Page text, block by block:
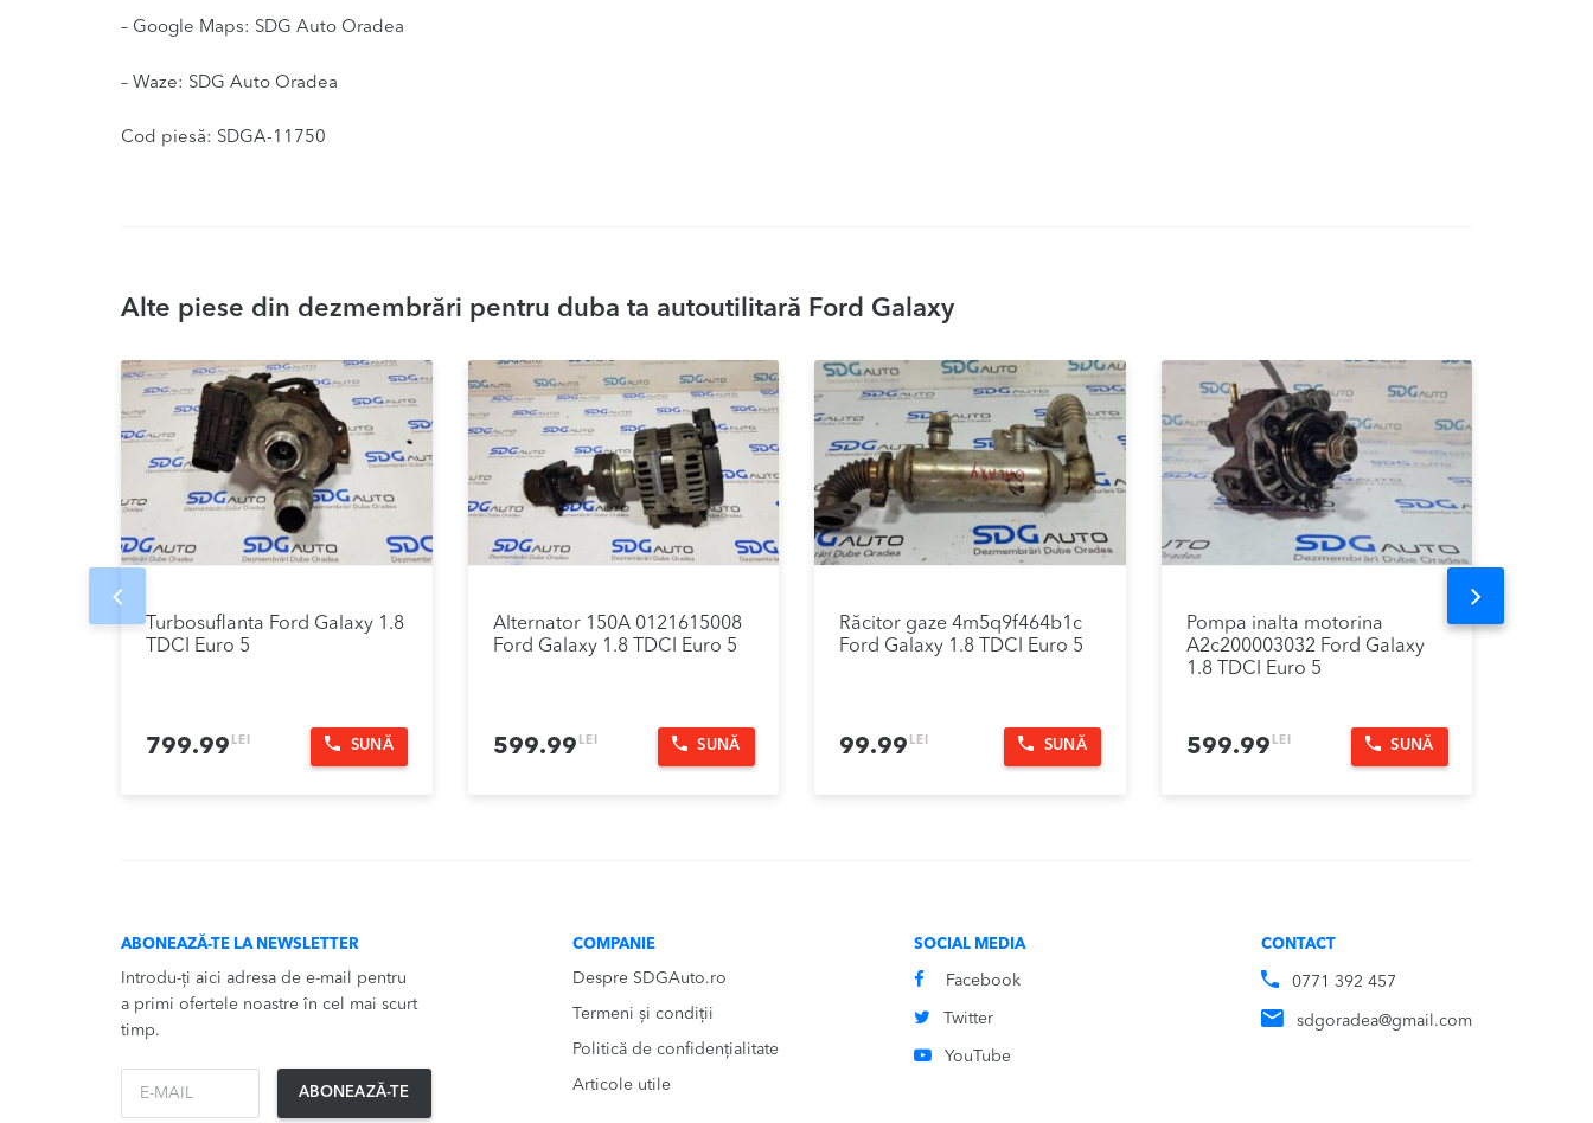
– Google Maps: SDG Auto Oradea
– Waze: SDG Auto Oradea
Cod piesă: SDGA-11750
Alte piese din dezmembrări pentru duba ta autoutilitară Ford Galaxy
Turbosuflanta Ford Galaxy 1.8
TDCI Euro 5
799.99 LEI SUNĂ
Alternator 150A 0121615008
Ford Galaxy 1.8 TDCI Euro 5
599.99 LEI SUNĂ
Răcitor gaze 4m5q9f464b1c
Ford Galaxy 1.8 TDCI Euro 5
99.99 LEI SUNĂ
Pompa inalta motorina
A2c200003032 Ford Galaxy
1.8 TDCI Euro 5
599.99 LEI SUNĂ
Prev Next
ABONEAZĂ-TE LA NEWSLETTER
Introdu-ți aici adresa de e-mail pentru
a primi ofertele noastre în cel mai scurt
timp.
ABONEAZĂ-TE
COMPANIE
Despre SDGAuto.ro
Termeni și condiții
Politică de confidențialitate
Articole utile
SOCIAL MEDIA
Facebook
Twitter
YouTube
CONTACT
0771 392 457
sdgoradea@gmail.com